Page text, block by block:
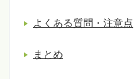
よくある質問・注意点
まとめ